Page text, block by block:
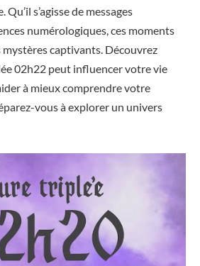
s’agisse de messages
numérologiques, ces moments
captivants. Découvrez
02h22 peut influencer votre vie
à mieux comprendre votre
vous à explorer un univers